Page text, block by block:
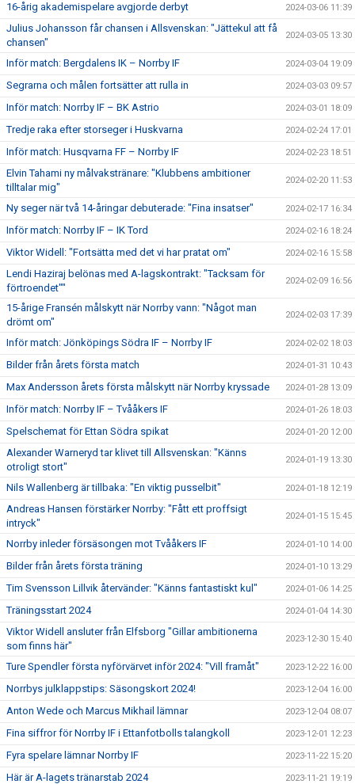
16-årig akademispelare avgjorde derbyt 2024-03-06 11:39
Julius Johansson får chansen i Allsvenskan: "Jättekul att få
chansen"
2024-03-05 13:30
Inför match: Bergdalens IK – Norrby IF 2024-03-04 19:09
Segrarna och målen fortsätter att rulla in 2024-03-03 09:57
Inför match: Norrby IF – BK Astrio 2024-03-01 18:09
Tredje raka efter storseger i Huskvarna 2024-02-24 17:01
Inför match: Husqvarna FF – Norrby IF 2024-02-23 18:51
Elvin Tahami ny målvakstränare: "Klubbens ambitioner
tilltalar mig"
2024-02-20 11:53
Ny seger när två 14-åringar debuterade: "Fina insatser" 2024-02-17 16:34
Inför match: Norrby IF – IK Tord 2024-02-16 18:24
Viktor Widell: "Fortsätta med det vi har pratat om" 2024-02-16 15:58
Lendi Haziraj belönas med A-lagskontrakt: "Tacksam för
förtroendet""
2024-02-09 16:56
15-årige Fransén målskytt när Norrby vann: "Något man
drömt om"
2024-02-03 17:39
Inför match: Jönköpings Södra IF – Norrby IF 2024-02-02 18:03
Bilder från årets första match 2024-01-31 10:43
Max Andersson årets första målskytt när Norrby kryssade 2024-01-28 13:09
Inför match: Norrby IF – Tvååkers IF 2024-01-26 18:03
Spelschemat för Ettan Södra spikat 2024-01-20 12:00
Alexander Warneryd tar klivet till Allsvenskan: "Känns
otroligt stort"
2024-01-19 13:30
Nils Wallenberg är tillbaka: "En viktig pusselbit" 2024-01-18 12:19
Andreas Hansen förstärker Norrby: "Fått ett proffsigt
intryck"
2024-01-15 15:45
Norrby inleder försäsongen mot Tvååkers IF 2024-01-10 14:00
Bilder från årets första träning 2024-01-10 13:29
Tim Svensson Lillvik återvänder: "Känns fantastiskt kul" 2024-01-06 14:25
Träningsstart 2024 2024-01-04 14:30
Viktor Widell ansluter från Elfsborg "Gillar ambitionerna
som finns här"
2023-12-30 15:40
Ture Spendler första nyförvärvet inför 2024: "Vill framåt" 2023-12-22 16:00
Norrbys julklappstips: Säsongskort 2024! 2023-12-04 16:00
Anton Wede och Marcus Mikhail lämnar 2023-12-04 08:07
Fina siffror för Norrby IF i Ettanfotbolls talangkoll 2023-12-01 12:23
Fyra spelare lämnar Norrby IF 2023-11-22 15:20
Här är A-lagets tränarstab 2024 2023-11-21 19:19